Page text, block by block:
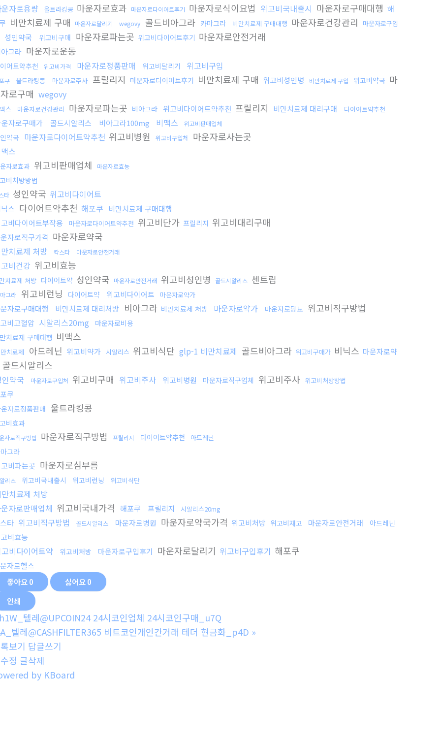
운자로용량 울트라킹콩 마운자로효과 마운자로다이어트후기 마운자로식이요법 위고비국내출시 마운자로구매대행 해
비만치료제 구매 마운자로달리기 wegovy 골드비아그라 카마그라 비만치료제 구매대행 마운자로건강관리
마운자로구입
성인약국 위고비구매 마운자로파는곳 위고비다이어트후기 마운자로안전거래
그라 마운자로운동
어트약추천 위고비가격 마운자로정품판매 위고비달리기 위고비구입
쿠 울트라킹콩 마운자로주사 프릴리지 마운자로다이어트후기 비만치료제 구매 위고비성인병 비만치료제 구입 위고비약국 마
로구매 wegovy
스 마운자로건강관리 마운자로파는곳 비아그라 위고비다이어트약추천 프릴리지 비만치료제 대리구매 다이어트약추천
운자로구매가 골드시알리스 비아그라100mg 비맥스 위고비판매업체
약국 마운자로다이어트약추천 위고비병원 위고비구입처 마운자로사는곳
스
자로효과 위고비판매업체 마운자로효능
비처방방법
타 성인약국 위고비다이어트
스 다이어트약추천 해포쿠
비만치료제 구매대행
비다이어트부작용
마운자로다이어트약추천 위고비단가 프릴리지 위고비대리구매
자로직구가격 마운자로약국
치료제 처방 칵스타 마운자로안전거래
비건강 위고비효능
치료제 처방 다이어트약 성인약국 마운자로안전거래 위고비성인병 골드시알리스 센트립
그라 위고비런닝 다이어트약 위고비다이어트 마운자로약가
자로구매대행 비만치료제 대리처방 비아그라 비만치료제 처방 마운자로약가 마운자로당뇨 위고비직구방법
비고혈압 시알리스20mg
마운자로비용
치료제 구매대행 비맥스
치료제 아드레닌 위고비약가 시알리스 위고비식단 glp-1 비만치료제 골드비아그라 위고비구매가 비닉스 마운자로약
골드시알리스
인약국 마운자로구입처 위고비구매 위고비주사 위고비병원 마운자로직구업체 위고비주사 위고비처방방법
쿠
자로정품판매 울트라킹콩
비효과
자로직구방법 마운자로직구방법 프릴리지 다이어트약추천 아드레닌
그라
비파는곳 마운자로심부름
리스 위고비국내출시 위고비런닝 위고비식단
만치료제 처방
자로판매업체 위고비국내가격 해포쿠 프릴리지 시알리스20mg
타 위고비직구방법 골드시알리스 마운자로병원 마운자로약국가격 위고비처방 위고비재고 마운자로안전거래 아드레닌
비효능
비다이어트약 위고비처방 마운자로구입후기 마운자로달리기 위고비구입후기 해포쿠
자로헬스
좋아요0 싫어요0
인쇄
h1W_텔레@UPCOIN24 24시코인업체 24시코인구매_u7Q
텔레@CASHFILTER365 비트코인개인간거래 테더 현금화_p4D »
보기 답글쓰기
정 글삭제
by KBoard